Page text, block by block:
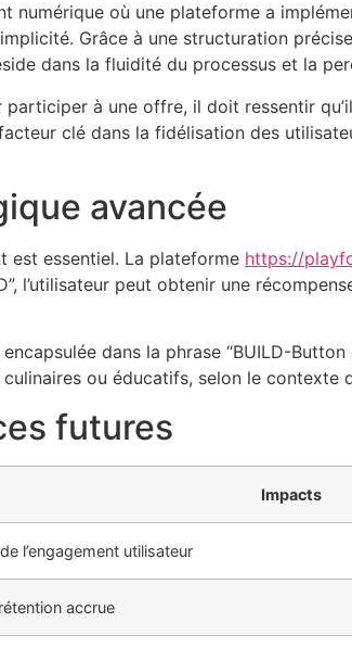
numérique où une plateforme a
Grâce à une structuration
dans la fluidité du processus et la
à une offre, il doit ressentir
clé dans la fidélisation des
avancée
est essentiel. La plateforme https://
l’utilisateur peut obtenir une
dans la phrase “BUILD-
ou éducatifs, selon le contexte
futures
Impacts
l’engagement utilisateur
accrue